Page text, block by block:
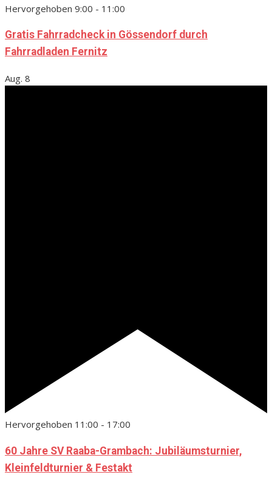
Hervorgehoben 9:00 - 11:00
Gratis Fahrradcheck in Gössendorf durch
Fahrradladen Fernitz
Aug. 8
Hervorgehoben 11:00 - 17:00
60 Jahre SV Raaba-Grambach: Jubiläumsturnier,
Kleinfeldturnier & Festakt